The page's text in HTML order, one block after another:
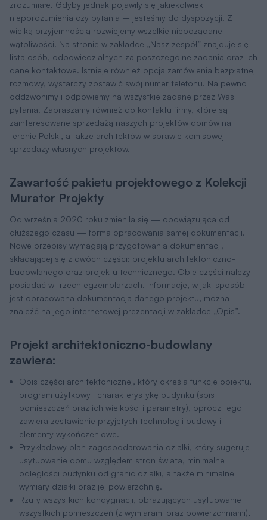
zrozumiałe. Gdyby jednak pojawiły się jakiekolwiek
nieporozumienia czy pytania – jesteśmy do dyspozycji. Z
wielką przyjemnością rozwiejemy wszelkie niepożądane
wątpliwości. Na stronie w zakładce „Nasz zespół” znajduje się
lista osób, odpowiedzialnych za poszczególne zadania oraz ich
dane kontaktowe. Istnieje również opcja zamówienia bezpłatnej
rozmowy, wystarczy zostawić swój numer telefonu. Na pewno
oddzwonimy i odpowiemy na wszystkie zadane przez Was
pytania. Zapraszamy również do kontaktu firmy, które są
zainteresowane sprzedażą naszych projektów domów na
terenie Polski, a także architektów w sprawie komisowej
sprzedaży własnych projektów.
Zawartość pakietu projektowego z Kolekcji
Murator Projekty
Od września 2020 roku zmieniła się — obowiązująca od
dłuższego czasu — forma opracowania samej dokumentacji.
Nowe przepisy wymagają przygotowania dokumentacji,
składającej się z dwóch części: projektu architektoniczno-
budowlanego oraz projektu technicznego. Obie części należy
posiadać w trzech egzemplarzach. Informację, w jaki sposób
jest opracowana dokumentacja danego projektu, można
znaleźć na jego internetowej prezentacji w zakładce „Opis”.
Projekt architektoniczno-budowlany
zawiera:
Opis części architektonicznej, który określa funkcje obiektu,
program użytkowy i charakterystykę budynku (spis
pomieszczeń oraz ich wielkości i parametry), oprócz tego
zawiera zestawienie przyjętych technologii budowy i
elementy wykończeniowe.
Przykładowy plan zagospodarowania działki, który sugeruje
usytuowanie domu względem stron świata, minimalne
odległości budynku od granic działki, a także minimalne
wymiary działki oraz jej powierzchnię.
Rzuty wszystkich kondygnacji, obrazujących usytuowanie
wszystkich pomieszczeń (z wymiarami oraz powierzchniami),